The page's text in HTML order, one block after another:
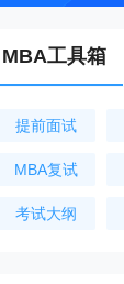
MBA工具箱
提前面试
MBA复试
考试大纲